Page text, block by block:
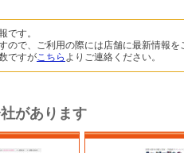
ね！
です。
ので、ご利用の際には店舗に最新情報を
ですがこちら よりご連絡ください。
があります